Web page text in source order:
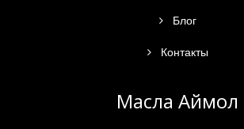
Блог
Контакты
Масла Аймол